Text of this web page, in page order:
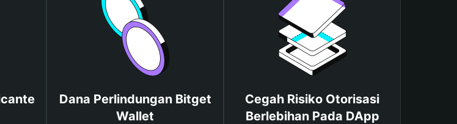
Dana Perlindungan Bitget
Wallet
Cegah Risiko Otorisasi
Berlebihan Pada DApp